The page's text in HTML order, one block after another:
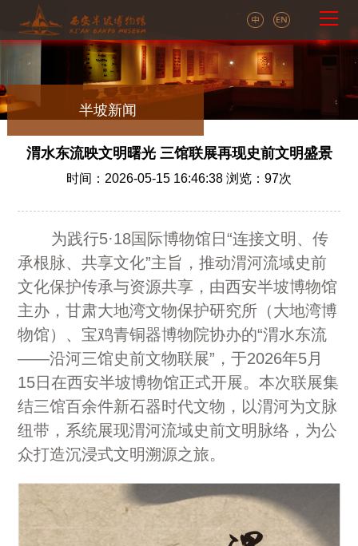
半坡新闻
渭水东流映文明曙光 三馆联展再现史前文明盛景
时间：2026-05-15 16:46:38 浏览： 97次
为践行5·18国际博物馆日“连接文明、传
承根脉、共享文化”主旨，推动渭河流域史前
文化保护传承与资源共享，由西安半坡博物馆
主办，甘肃大地湾文物保护研究所（大地湾博
物馆）、宝鸡青铜器博物院协办的“渭水东流
——沿河三馆史前文物联展”，于2026年5月
15日在西安半坡博物馆正式开展。本次联展集
结三馆百余件新石器时代文物，以渭河为文脉
纽带，系统展现渭河流域史前文明脉络，为公
众打造沉浸式文明溯源之旅。